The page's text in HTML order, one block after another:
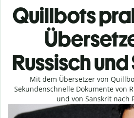
Quillbots
Russisch
Mit dem Übersetzer von
Sekundenschnelle Dokumente von
und von Sanskrit nach